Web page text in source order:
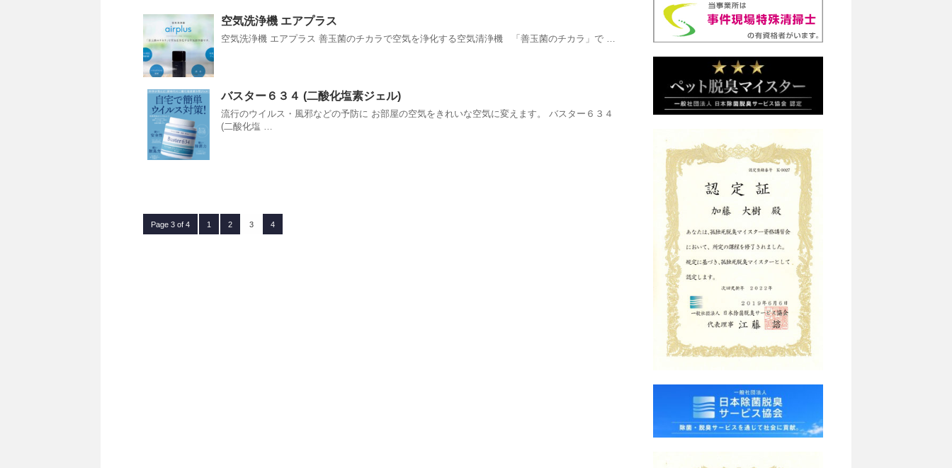
空気洗浄機 エアプラス
空気洗浄機 エアプラス 善玉菌のチカラで空気を浄化する空気清浄機 「善玉菌のチカラ」で …
バスター６３４ (二酸化塩素ジェル)
流行のウイルス・風邪などの予防に お部屋の空気をきれいな空気に変えます。 バスター６３４
(二酸化塩 …
Page 3 of 4 1 2 3 4